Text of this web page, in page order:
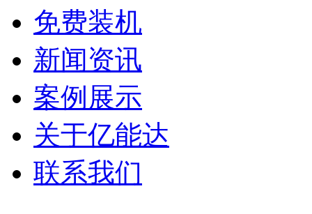
免费装机
新闻资讯
案例展示
关于亿能达
联系我们